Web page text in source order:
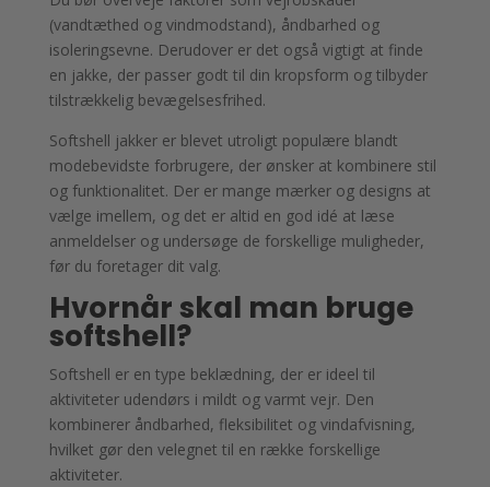
(vandtæthed og vindmodstand), åndbarhed og
isoleringsevne. Derudover er det også vigtigt at finde
en jakke, der passer godt til din kropsform og tilbyder
tilstrækkelig bevægelsesfrihed.
Softshell jakker er blevet utroligt populære blandt
modebevidste forbrugere, der ønsker at kombinere stil
og funktionalitet. Der er mange mærker og designs at
vælge imellem, og det er altid en god idé at læse
anmeldelser og undersøge de forskellige muligheder,
før du foretager dit valg.
Hvornår skal man bruge
softshell?
Softshell er en type beklædning, der er ideel til
aktiviteter udendørs i mildt og varmt vejr. Den
kombinerer åndbarhed, fleksibilitet og vindafvisning,
hvilket gør den velegnet til en række forskellige
aktiviteter.